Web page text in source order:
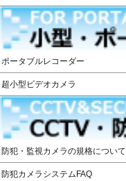
ポータブルレコーダー
超小型ビデオカメラ
防犯・監視カメラの規格について
防犯カメラシステムFAQ